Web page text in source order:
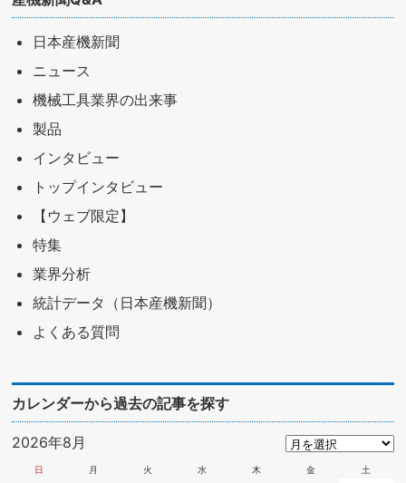
日本産機新聞
ニュース
機械工具業界の出来事
製品
インタビュー
トップインタビュー
【ウェブ限定】
特集
業界分析
統計データ（日本産機新聞）
よくある質問
カレンダーから過去の記事を探す
2026年8月
日 月 火 水 木 金 土